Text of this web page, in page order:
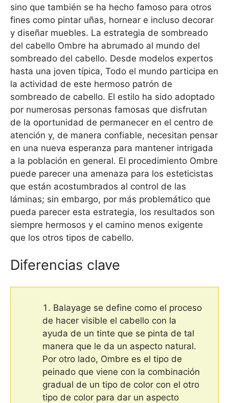
sino que también se ha hecho famoso para otros
fines como pintar uñas, hornear e incluso decorar
y diseñar muebles. La estrategia de sombreado
del cabello Ombre ha abrumado al mundo del
sombreado del cabello. Desde modelos expertos
hasta una joven típica, Todo el mundo participa en
la actividad de este hermoso patrón de
sombreado de cabello. El estilo ha sido adoptado
por numerosas personas famosas que disfrutan
de la oportunidad de permanecer en el centro de
atención y, de manera confiable, necesitan pensar
en una nueva esperanza para mantener intrigada
a la población en general. El procedimiento Ombre
puede parecer una amenaza para los esteticistas
que están acostumbrados al control de las
láminas; sin embargo, por más problemático que
pueda parecer esta estrategia, los resultados son
siempre hermosos y el camino menos exigente
que los otros tipos de cabello.
Diferencias clave
Balayage se define como el proceso
de hacer visible el cabello con la
ayuda de un tinte que se pinta de tal
manera que le da un aspecto natural.
Por otro lado, Ombre es el tipo de
peinado que viene con la combinación
gradual de un tipo de color con el otro
tipo de color para dar un aspecto